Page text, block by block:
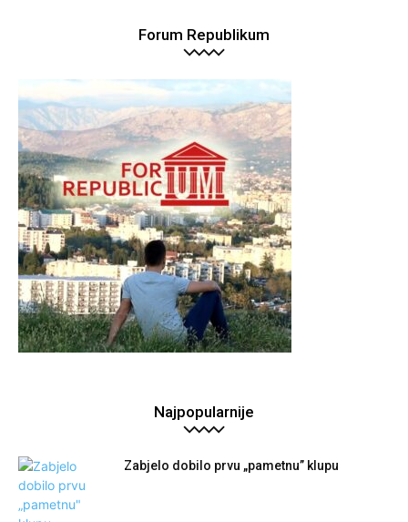
Forum Republikum
Najpopularnije
Zabjelo dobilo prvu „pametnu” klupu